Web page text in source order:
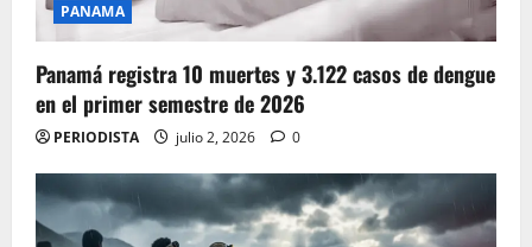
PANAMA
Panamá registra 10 muertes y 3.122 casos de dengue
en el primer semestre de 2026
PERIODISTA julio 2, 2026 0